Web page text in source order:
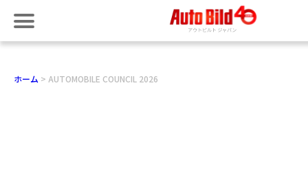
ホーム AUTOMOBILE COUNCIL 2026